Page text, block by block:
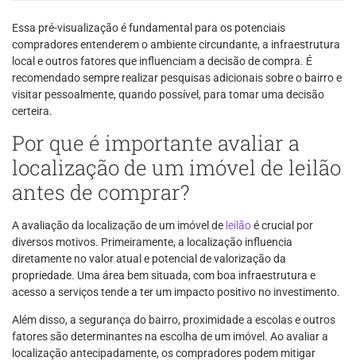
Essa pré-visualização é fundamental para os potenciais
compradores entenderem o ambiente circundante, a infraestrutura
local e outros fatores que influenciam a decisão de compra. É
recomendado sempre realizar pesquisas adicionais sobre o bairro e
visitar pessoalmente, quando possível, para tomar uma decisão
certeira.
Por que é importante avaliar a
localização de um imóvel de leilão
antes de comprar?
A avaliação da localização de um imóvel de leilãoé crucial por
diversos motivos. Primeiramente, a localização influencia
diretamente no valor atual e potencial de valorização da
propriedade. Uma área bem situada, com boa infraestrutura e
acesso a serviços tende a ter um impacto positivo no investimento.
Além disso, a segurança do bairro, proximidade a escolas e outros
fatores são determinantes na escolha de um imóvel. Ao avaliar a
localização antecipadamente, os compradores podem mitigar